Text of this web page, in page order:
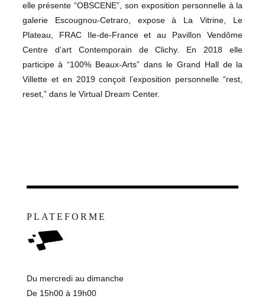
elle présente “OBSCENE”, son exposition personnelle à la
galerie Escougnou-Cetraro, expose à La Vitrine, Le
Plateau, FRAC Ile-de-France et au Pavillon Vendôme
Centre d’art Contemporain de Clichy. En 2018 elle
participe à “100% Beaux-Arts” dans le Grand Hall de la
Villette et en 2019 conçoit l’exposition personnelle “rest,
reset,” dans le Virtual Dream Center.
PLATEFORME
Du mercredi au dimanche
De 15h00 à 19h00